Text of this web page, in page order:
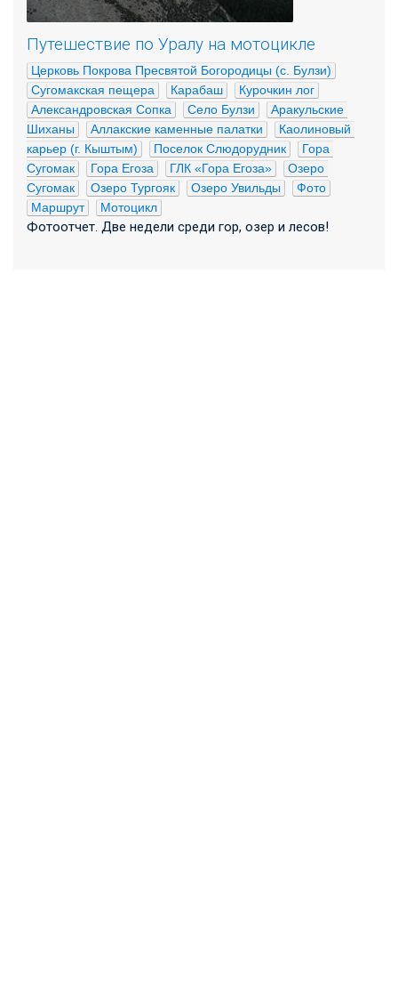
Путешествие по Уралу на мотоцикле
Церковь Покрова Пресвятой Богородицы (с. Булзи)
Сугомакская пещера
Карабаш
Курочкин лог
Александровская Сопка
Село Булзи
Аракульские
Шиханы
Аллакские каменные палатки
Каолиновый
карьер (г. Кыштым)
Поселок Слюдорудник
Гора
Сугомак
Гора Егоза ГЛК «Гора Егоза»
Озеро
Сугомак
Озеро Тургояк Озеро Увильды
Фото
Маршрут
Мотоцикл
Фотоотчет. Две недели среди гор, озер и лесов!